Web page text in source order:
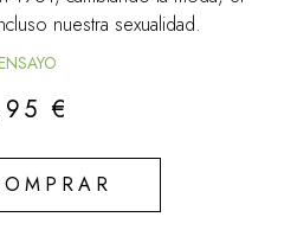
nuestra sexualidad.
€